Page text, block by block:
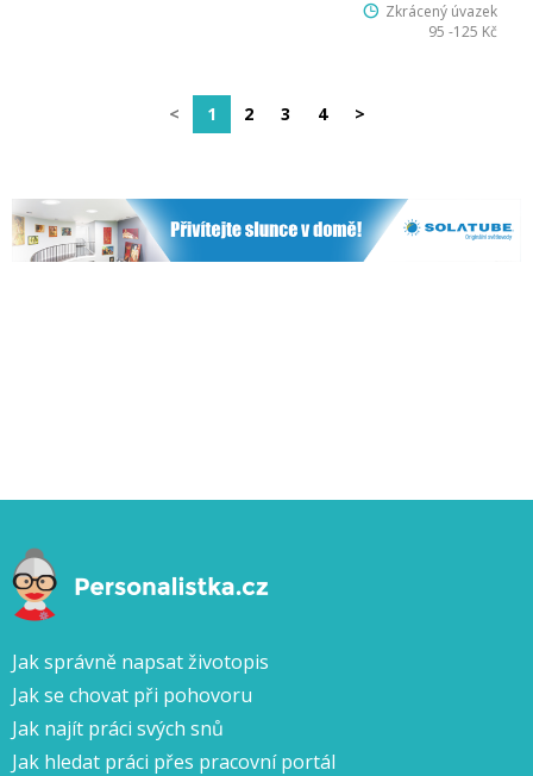
Zkrácený úvazek
95 -125 Kč
< 1 2 3 4 >
Jak správně napsat životopis
Jak se chovat při pohovoru
Jak najít práci svých snů
Jak hledat práci přes pracovní portál